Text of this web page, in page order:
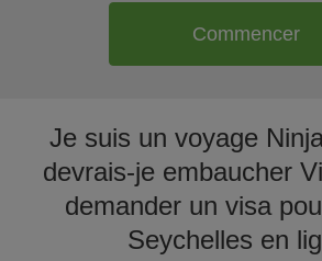
Commencer
Je suis un voyage
devrais-je embaucher
demander un visa
Seychelles en